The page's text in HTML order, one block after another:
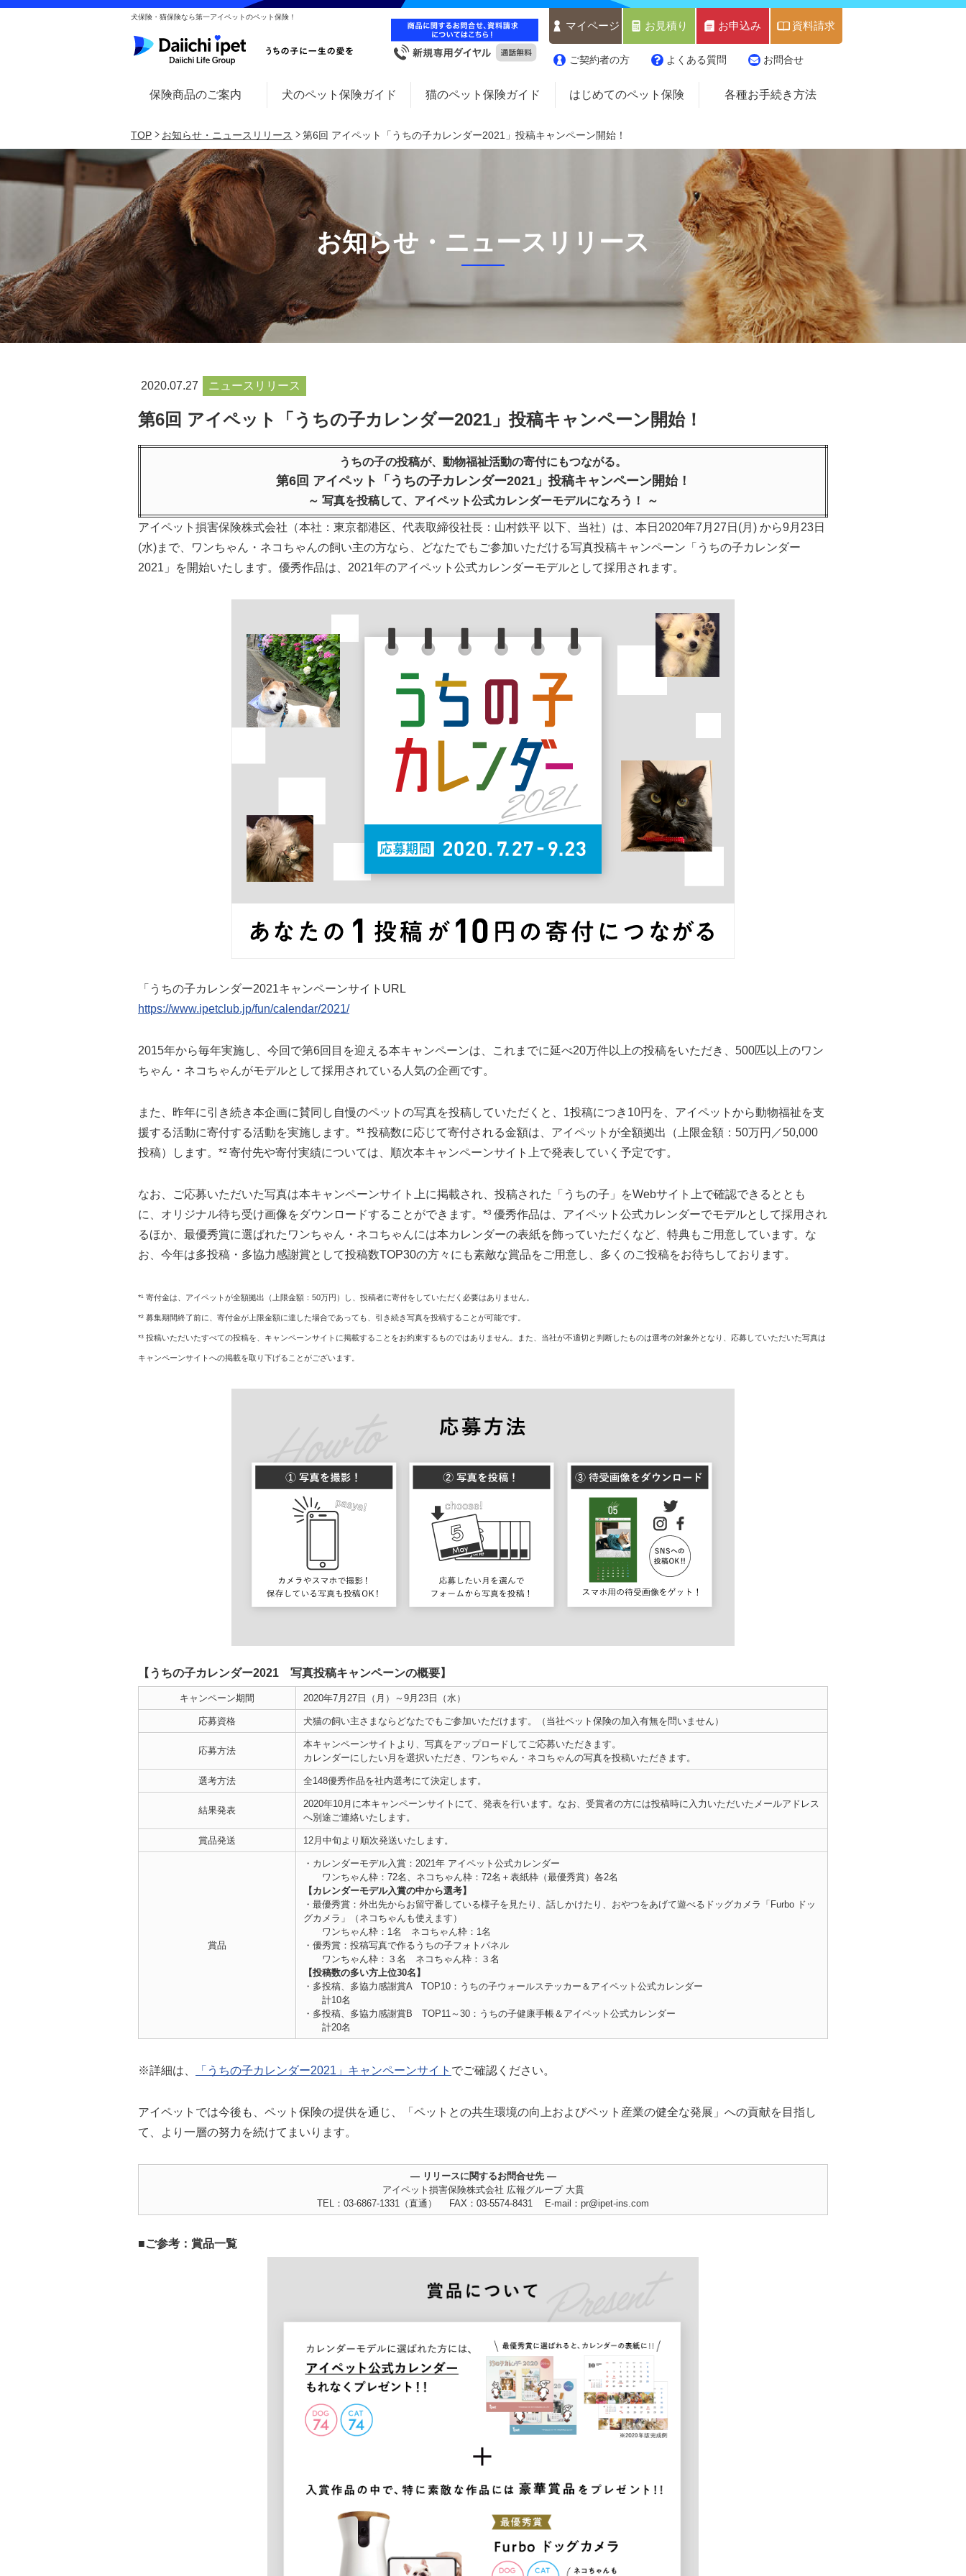
犬保険・猫保険なら第一アイペットのペット保険！
マイページ お見積り お申込み 資料請求
ご契約者の方 よくある質問 お問合せ
保険商品のご案内 犬のペット保険ガイド 猫のペット保険ガイド はじめてのペット保険 各種お手続き方法
TOP お知らせ・ニュースリリース 第6回 アイペット「うちの子カレンダー2021」投稿キャンペーン開始！
お知らせ・ニュースリリース
2020.07.27 ニュースリリース
第6回 アイペット「うちの子カレンダー2021」投稿キャンペーン開始！
うちの子の投稿が、動物福祉活動の寄付にもつながる。
第6回 アイペット「うちの子カレンダー2021」投稿キャンペーン開始！
～ 写真を投稿して、アイペット公式カレンダーモデルになろう！ ～
アイペット損害保険株式会社（本社：東京都港区、代表取締役社長：山村鉄平 以下、当社）は、本日2020年7月27日(月) から9月23日
(水)まで、ワンちゃん・ネコちゃんの飼い主の方なら、どなたでもご参加いただける写真投稿キャンペーン「うちの子カレンダー
2021」を開始いたします。優秀作品は、2021年のアイペット公式カレンダーモデルとして採用されます。
「うちの子カレンダー2021キャンペーンサイトURL
https://www.ipetclub.jp/fun/calendar/2021/
2015年から毎年実施し、今回で第6回目を迎える本キャンペーンは、これまでに延べ20万件以上の投稿をいただき、500匹以上のワン
ちゃん・ネコちゃんがモデルとして採用されている人気の企画です。
また、昨年に引き続き本企画に賛同し自慢のペットの写真を投稿していただくと、1投稿につき10円を、アイペットから動物福祉を支
援する活動に寄付する活動を実施します。*¹ 投稿数に応じて寄付される金額は、アイペットが全額拠出（上限金額：50万円／50,000
投稿）します。*² 寄付先や寄付実績については、順次本キャンペーンサイト上で発表していく予定です。
なお、ご応募いただいた写真は本キャンペーンサイト上に掲載され、投稿された「うちの子」をWebサイト上で確認できるととも
に、オリジナル待ち受け画像をダウンロードすることができます。*³ 優秀作品は、アイペット公式カレンダーでモデルとして採用され
るほか、最優秀賞に選ばれたワンちゃん・ネコちゃんには本カレンダーの表紙を飾っていただくなど、特典もご用意しています。な
お、今年は多投稿・多協力感謝賞として投稿数TOP30の方々にも素敵な賞品をご用意し、多くのご投稿をお待ちしております。
*¹ 寄付金は、アイペットが全額拠出（上限金額：50万円）し、投稿者に寄付をしていただく必要はありません。
*² 募集期間終了前に、寄付金が上限金額に達した場合であっても、引き続き写真を投稿することが可能です。
*³ 投稿いただいたすべての投稿を、キャンペーンサイトに掲載することをお約束するものではありません。また、当社が不適切と判断したものは選考の対象外となり、応募していただいた写真は
キャンペーンサイトへの掲載を取り下げることがございます。
【うちの子カレンダー2021 写真投稿キャンペーンの概要】
キャンペーン期間 2020年7月27日（月）～9月23日（水）
応募資格 犬猫の飼い主さまならどなたでもご参加いただけます。（当社ペット保険の加入有無を問いません）
応募方法
本キャンペーンサイトより、写真をアップロードしてご応募いただきます。
カレンダーにしたい月を選択いただき、ワンちゃん・ネコちゃんの写真を投稿いただきます。
選考方法 全148優秀作品を社内選考にて決定します。
結果発表
2020年10月に本キャンペーンサイトにて、発表を行います。なお、受賞者の方には投稿時に入力いただいたメールアドレス
へ別途ご連絡いたします。
賞品発送 12月中旬より順次発送いたします。
賞品
・カレンダーモデル入賞：2021年 アイペット公式カレンダー
ワンちゃん枠：72名、ネコちゃん枠：72名＋表紙枠（最優秀賞）各2名
【カレンダーモデル入賞の中から選考】
・最優秀賞：外出先からお留守番している様子を見たり、話しかけたり、おやつをあげて遊べるドッグカメラ「Furbo ドッ
グカメラ」（ネコちゃんも使えます）
ワンちゃん枠：1名 ネコちゃん枠：1名
・優秀賞：投稿写真で作るうちの子フォトパネル
ワンちゃん枠：３名 ネコちゃん枠：３名
【投稿数の多い方上位30名】
・多投稿、多協力感謝賞A TOP10：うちの子ウォールステッカー＆アイペット公式カレンダー
計10名
・多投稿、多協力感謝賞B TOP11～30：うちの子健康手帳＆アイペット公式カレンダー
計20名
※詳細は、 「うちの子カレンダー2021」キャンペーンサイト でご確認ください。
アイペットでは今後も、ペット保険の提供を通じ、「ペットとの共生環境の向上およびペット産業の健全な発展」への貢献を目指し
て、より一層の努力を続けてまいります。
― リリースに関するお問合せ先 ―
アイペット損害保険株式会社 広報グループ 大貫
TEL：03-6867-1331（直通） FAX：03-5574-8431 E-mail：pr@ipet-ins.com
■ご参考：賞品一覧